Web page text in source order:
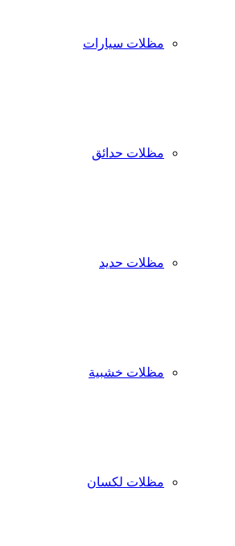
مظلات سيارات
مظلات حدائق
مظلات حديد
مظلات خشبية
مظلات لكسان